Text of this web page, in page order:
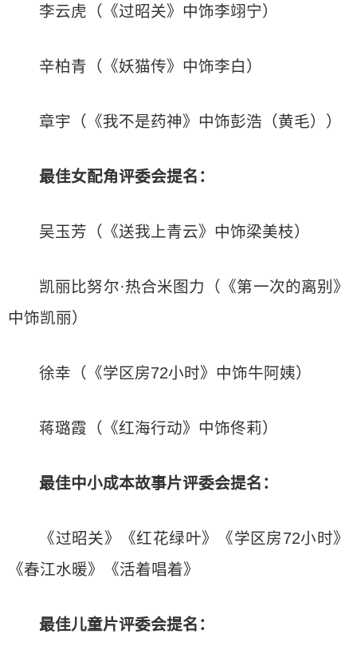
李云虎（《过昭关》中饰李翊宁）
辛柏青（《妖猫传》中饰李白）
章宇（《我不是药神》中饰彭浩（黄毛））
最佳女配角评委会提名：
吴玉芳（《送我上青云》中饰梁美枝）
凯丽比努尔·热合米图力（《第一次的离别》
中饰凯丽）
徐幸（《学区房72小时》中饰牛阿姨）
蒋璐霞（《红海行动》中饰佟莉）
最佳中小成本故事片评委会提名：
《过昭关》《红花绿叶》《学区房72小时》
《春江水暖》《活着唱着》
最佳儿童片评委会提名：